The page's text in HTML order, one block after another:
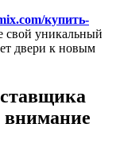
купить-
свой уникальный
двери к новым
внимание